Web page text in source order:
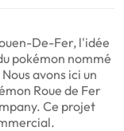
De-Fer, l'idée
pokémon nommé
avons ici un
Roue de Fer
Ce projet